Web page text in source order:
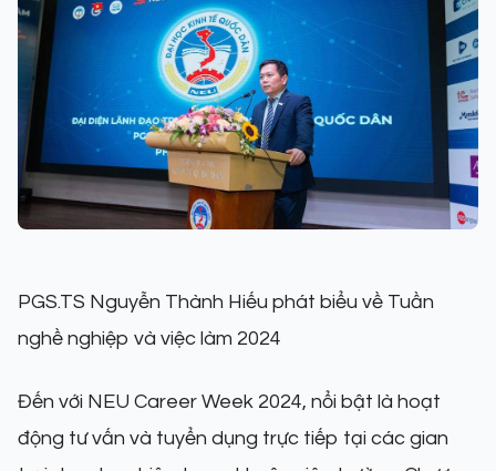
PGS.TS Nguyễn Thành Hiếu phát biểu về Tuần
nghề nghiệp và việc làm 2024
Đến với NEU Career Week 2024, nổi bật là hoạt
động tư vấn và tuyển dụng trực tiếp tại các gian